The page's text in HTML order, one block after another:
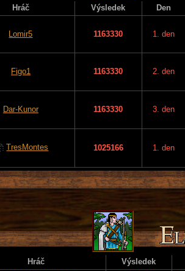
Hráč Výsledek Den
Lomir5 1163330 1. den
Figo1 1163330 2. den
Dar-Kunor 1163330 3. den
TresMontes 1025166 1. den
Hráč
Výsledek